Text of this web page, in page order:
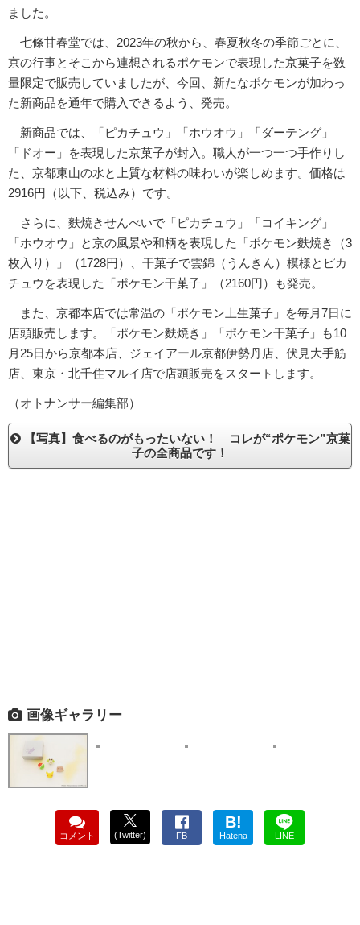
ました。
七條甘春堂では、2023年の秋から、春夏秋冬の季節ごとに、
京の行事とそこから連想されるポケモンで表現した京菓子を数
量限定で販売していましたが、今回、新たなポケモンが加わっ
た新商品を通年で購入できるよう、発売。
新商品では、「ピカチュウ」「ホウオウ」「ダーテング」
「ドオー」を表現した京菓子が封入。職人が一つ一つ手作りし
た、京都東山の水と上質な材料の味わいが楽しめます。価格は
2916円（以下、税込み）です。
さらに、麩焼きせんべいで「ピカチュウ」「コイキング」
「ホウオウ」と京の風景や和柄を表現した「ポケモン麩焼き（3
枚入り）」（1728円）、干菓子で雲錦（うんきん）模様とピカ
チュウを表現した「ポケモン干菓子」（2160円）も発売。
また、京都本店では常温の「ポケモン上生菓子」を毎月7日に
店頭販売します。「ポケモン麩焼き」「ポケモン干菓子」も10
月25日から京都本店、ジェイアール京都伊勢丹店、伏見大手筋
店、東京・北千住マルイ店で店頭販売をスタートします。
（オトナンサー編集部）
【写真】食べるのがもったいない！ コレが“ポケモン”京菓
子の全商品です！
画像ギャラリー
コメント (Twitter) FB
B!
Hatena LINE